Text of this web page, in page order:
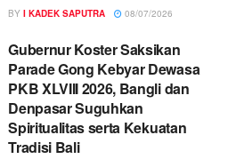
BY I KADEK SAPUTRA 08/07/2026
Gubernur Koster Saksikan
Parade Gong Kebyar Dewasa
PKB XLVIII 2026, Bangli dan
Denpasar Suguhkan
Spiritualitas serta Kekuatan
Tradisi Bali